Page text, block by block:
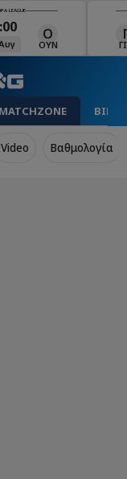
Ρ
ΡΈΙ ΜΑΚ
MATCHZONE
Video Βαθμολογία